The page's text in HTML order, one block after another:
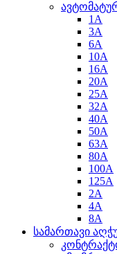
1A
3A
6A
10A
16A
20A
25A
32A
40A
50A
63A
80A
100A
125A
2A
4A
8A
სამართავი